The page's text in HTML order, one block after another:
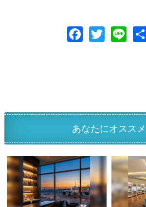
F
o
k
T
Li
あなたにオススメ